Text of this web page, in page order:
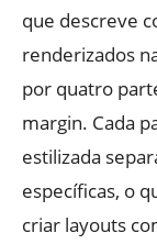
que descreve
renderizados
por quatro
margin. Cada
estilizada
específicas, o
criar layouts